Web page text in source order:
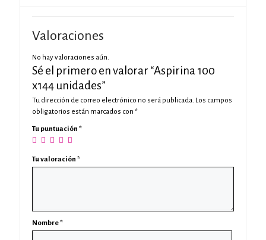
Valoraciones
No hay valoraciones aún.
Sé el primero en valorar “Aspirina 100
x144 unidades”
Tu dirección de correo electrónico no será publicada. Los campos
obligatorios están marcados con *
Tu puntuación *
Tu valoración *
Nombre*